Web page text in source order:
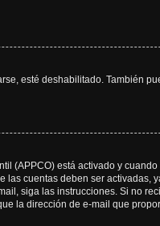
esté deshabilitado. También
(APPCO) está activado y
cuentas deben ser activadas,
siga las instrucciones. Si no
la dirección de e-mail que